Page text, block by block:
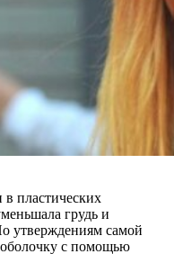
в пластических
грудь и
утверждениям самой
с помощью